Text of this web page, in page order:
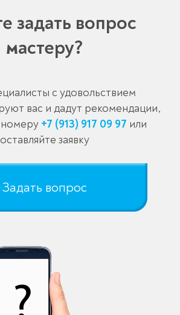
задать вопрос
мастеру?
с удовольствием
вас и дадут рекомендации,
+7 (913) 917 09 97 или
оставляйте заявку
Задать вопрос